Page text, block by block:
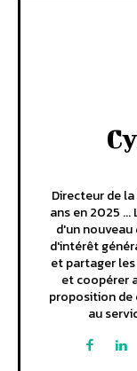
Directeur de
ans en 2025
d'un
d'intérêt
et partager
et coopérer
proposition
au